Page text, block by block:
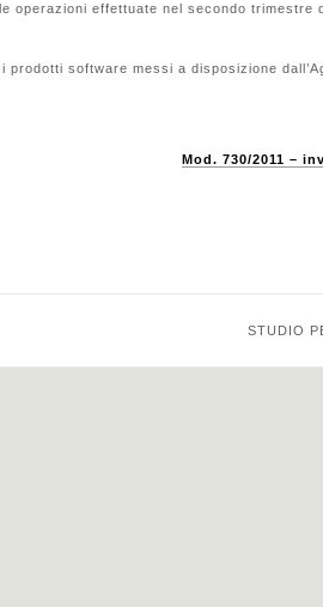
operazioni effettuate nel secondo trimestre
software messi a disposizione
Mod. 730/2011 –
STUDIO